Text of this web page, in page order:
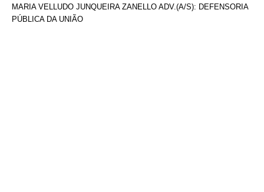
MARIA VELLUDO JUNQUEIRA ZANELLO ADV.(A/S): DEFENSORIA
PÚBLICA DA UNIÃO